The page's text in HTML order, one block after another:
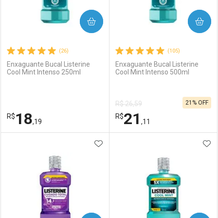
(26)
Enxaguante Bucal Listerine
Cool Mint Intenso 250ml
R$18,19
COMPRAR
Laboratório
Por Menos
(105)
Enxaguante Bucal Listerine
Cool Mint Intenso 500ml
R$ 26,59
R$21 ,11
21% OFF
COMPRAR
Laboratório
Por Menos
ADICIONAR AOS FAVORITOS